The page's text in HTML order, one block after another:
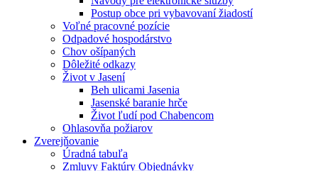
Postup obce pri vybavovaní žiadostí
Voľné pracovné pozície
Odpadové hospodárstvo
Chov ošípaných
Dôležité odkazy
Život v Jasení
Beh ulicami Jasenia
Jasenské baranie hrče
Život ľudí pod Chabencom
Ohlasovňa požiarov
Zverejňovanie
Úradná tabuľa
Zmluvy Faktúry Objednávky